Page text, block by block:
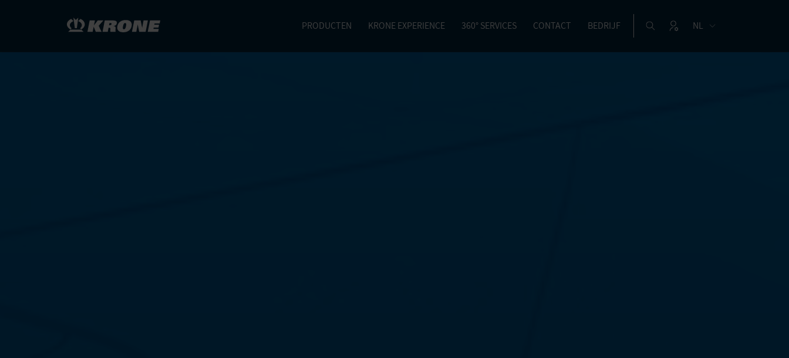
PRODUCTEN KRONE EXPERIENCE 360° SERVICES CONTACT BEDRIJF NL